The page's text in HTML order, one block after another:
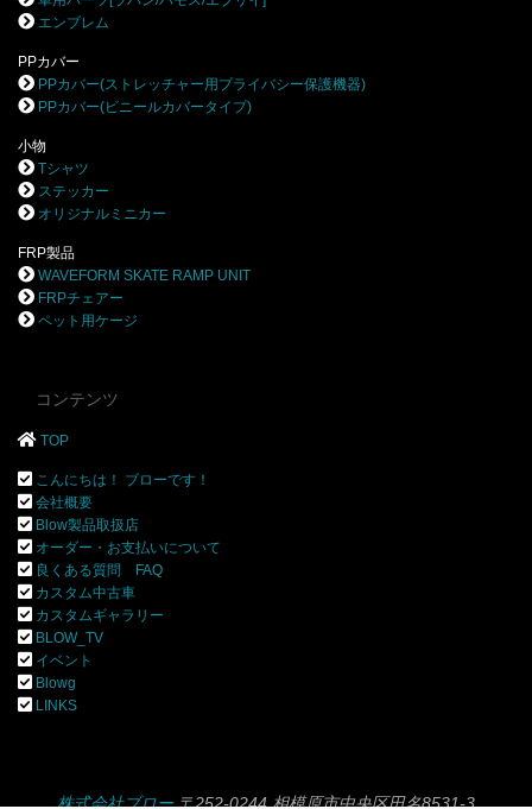
エンブレム
PPカバー
PPカバー(ストレッチャー用プライバシー保護機器)
PPカバー(ビニールカバータイプ)
小物
Tシャツ
ステッカー
オリジナルミニカー
FRP製品
WAVEFORM SKATE RAMP UNIT
FRPチェアー
ペット用ケージ
コンテンツ
TOP
こんにちは！ ブローです！
会社概要
Blow製品取扱店
オーダー・お支払いについて
良くある質問 FAQ
カスタム中古車
カスタムギャラリー
BLOW_TV
イベント
Blowg
LINKS
株式会社ブロー〒252-0244 相模原市中央区田名8531-3